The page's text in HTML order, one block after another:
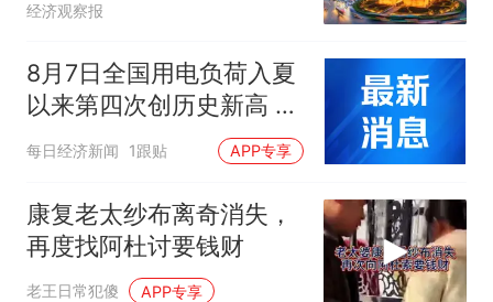
经济观察报
8月7日全国用电负荷入夏
以来第四次创历史新高 达
到15.57亿千瓦
每日经济新闻 1跟贴 APP专享
康复老太纱布离奇消失，
再度找阿杜讨要钱财
老王日常犯傻 APP专享